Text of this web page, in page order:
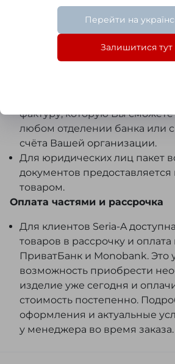
оплаты мы выдаем Вам
Безналичная
Оплата по безналичному
фактуру, которую Вы сможете
любом отделении банка или с
счёта Вашей организации.
Для юридических лиц пакет
документов предоставляется
товаром.
Оплата частями и рассрочка
Для клиентов Seria-A
товаров в рассрочку и
ПриватБанк и Monobank. Это
возможность приобрести
изделие уже сегодня и
стоимость постепенно.
оформления и актуальные
у менеджера во время заказа.
Перейти на
Залишитися тут